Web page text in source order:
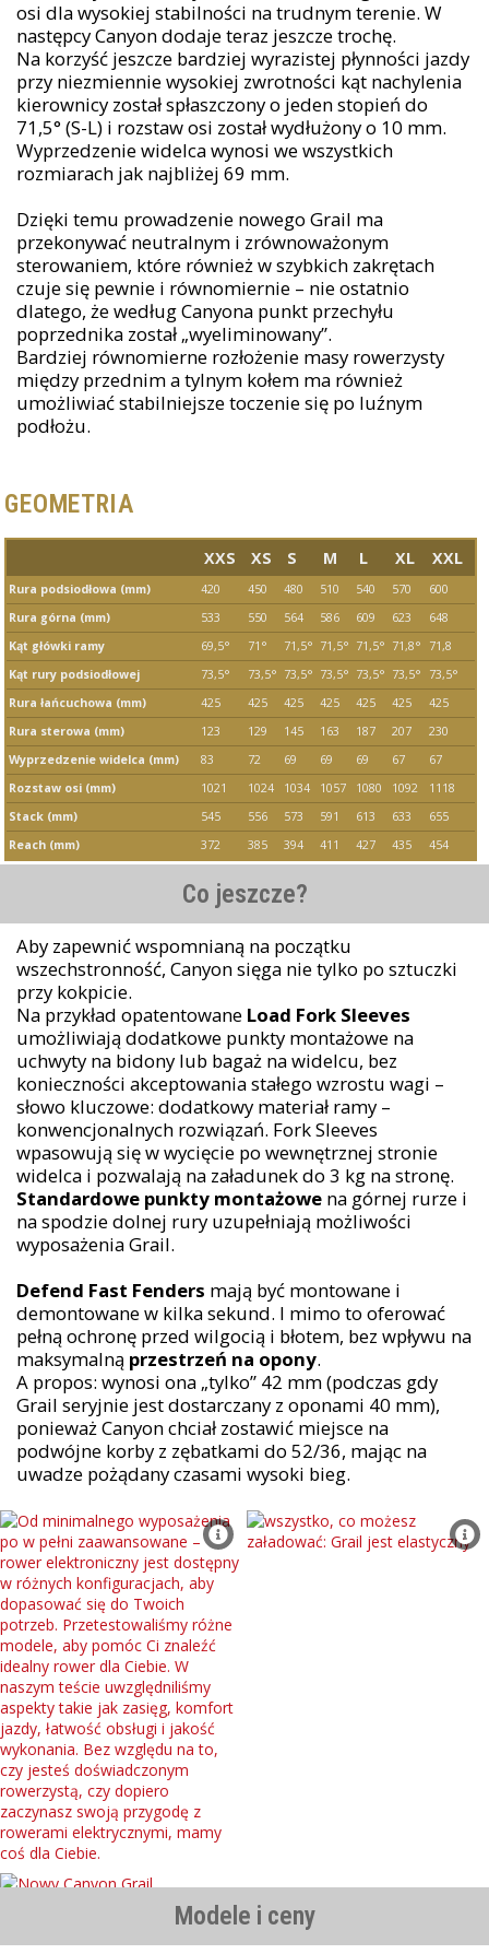
osi dla wysokiej stabilności na trudnym terenie. W
następcy Canyon dodaje teraz jeszcze trochę.
Na korzyść jeszcze bardziej wyrazistej płynności jazdy
przy niezmiennie wysokiej zwrotności kąt nachylenia
kierownicy został spłaszczony o jeden stopień do
71,5° (S-L) i rozstaw osi został wydłużony o 10 mm.
Wyprzedzenie widelca wynosi we wszystkich
rozmiarach jak najbliżej 69 mm.
Dzięki temu prowadzenie nowego Grail ma
przekonywać neutralnym i zrównoważonym
sterowaniem, które również w szybkich zakrętach
czuje się pewnie i równomiernie – nie ostatnio
dlatego, że według Canyona punkt przechyłu
poprzednika został „wyeliminowany”.
Bardziej równomierne rozłożenie masy rowerzysty
między przednim a tylnym kołem ma również
umożliwiać stabilniejsze toczenie się po luźnym
podłożu.
GEOMETRIA
XXS XS S M L XL XXL
Rura podsiodłowa (mm) 420 450 480 510 540 570
600
Rura górna (mm)
533 550 564 586 609 623
648
Kąt główki ramy
69,5° 71° 71,5° 71,5° 71,5° 71,8°
71,8
Kąt rury podsiodłowej
73,5° 73,5° 73,5° 73,5° 73,5° 73,5°
73,5°
Rura łańcuchowa (mm)
425 425 425 425 425 425
425
Rura sterowa (mm)
123 129 145 163 187 207
230
Wyprzedzenie widelca (mm)
83 72 69 69 69 67
67
Rozstaw osi (mm)
1021 1024 1034 1057 1080 1092
1118
Stack (mm)
545 556 573 591 613 633
655
Reach (mm)
372 385 394 411 427 435 454
Co jeszcze?
Aby zapewnić wspomnianą na początku
wszechstronność, Canyon sięga nie tylko po sztuczki
przy kokpicie.
Na przykład opatentowane Load Fork Sleeves
umożliwiają dodatkowe punkty montażowe na
uchwyty na bidony lub bagaż na widelcu, bez
konieczności akceptowania stałego wzrostu wagi –
słowo kluczowe: dodatkowy materiał ramy –
konwencjonalnych rozwiązań. Fork Sleeves
wpasowują się w wycięcie po wewnętrznej stronie
widelca i pozwalają na załadunek do 3 kg na stronę.
Standardowe punkty montażowena górnej rurze i
na spodzie dolnej rury uzupełniają możliwości
wyposażenia Grail.
Defend Fast Fenders mają być montowane i
demontowane w kilka sekund. I mimo to oferować
pełną ochronę przed wilgocią i błotem, bez wpływu na
maksymalną przestrzeń na opony.
A propos: wynosi ona „tylko” 42 mm (podczas gdy
Grail seryjnie jest dostarczany z oponami 40 mm),
ponieważ Canyon chciał zostawić miejsce na
podwójne korby z zębatkami do 52/36, mając na
uwadze pożądany czasami wysoki bieg.
Modele i ceny